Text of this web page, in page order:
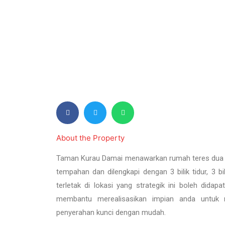
About the Property
Taman Kurau Damai menawarkan rumah teres
tempahan dan dilengkapi dengan 3 bilik tidur, 3
terletak di lokasi yang strategik ini boleh
membantu merealisasikan impian anda
penyerahan kunci dengan mudah.